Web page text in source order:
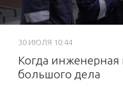
30 ИЮЛЯ 10:44
Когда инженерная
большого дела